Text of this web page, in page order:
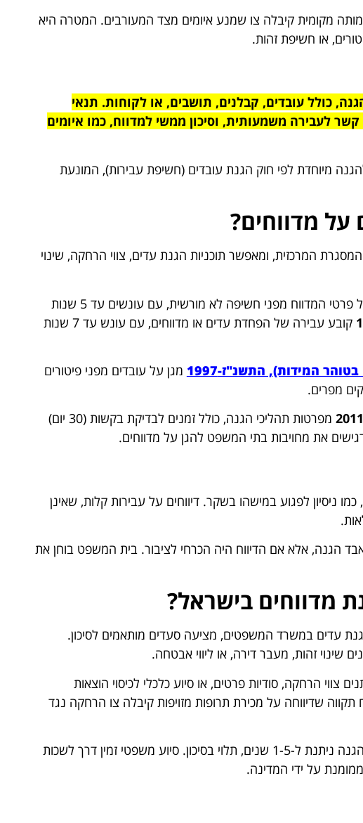
מקומית קיבלה צו שמנע איומים מצד המעורבים. המטרה היא
או חשיפת זהות.
כולל עובדים, קבלנים, תושבים, או לקוחות. תנאי
קשר לעבירה משמעותית, וסיכון ממשי למדווח, כמו איומים
מיוחדת לפי חוק הגנת עובדים (חשיפת עבירות), המונעת
על מדווחים?
המרכזית, ומאפשר תוכניות הגנת עדים, צווי הרחקה, שינוי
מגן על פרטי המדווח מפני חשיפה לא מורשית, עם עונשים עד 5 שנות
קובע עבירה של הפחדת עדים או מדווחים, עם עונש עד 7 שנות
המידות), התשנ"ז-1997
מגן על עובדים מפני פיטורים
מפרטות תהליכי הגנה, כולל זמנים לבדיקת בקשות (30 יום)
ניסיון לפגוע במישהו בשקר. דיווחים על עבירות קלות, שאינן
הגנה, אלא אם הדיווח היה הכרחי לציבור. בית המשפט בוחן את
מדווחים בישראל?
עדים במשרד המשפטים, מציעה סעדים מותאמים לסיכון.
שינוי זהות, מעבר דירה, או ליווי אבטחה.
צווי הרחקה, סודיות פרטים, או סיוע כלכלי לכיסוי הוצאות
שדיווחה על מכירת תרופות מזויפות קיבלה צו הרחקה נגד
התוכנית דורשת שיתוף פעולה, כולל מתן עדות, והגנה ניתנת ל-1-5 שנים, תלוי בסיכון. סיוע משפטי זמין דרך לשכות
על ידי המדינה.